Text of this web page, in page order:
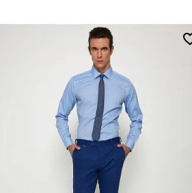
Добавить в корзину